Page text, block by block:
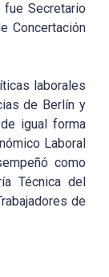
fue Secretario
Concertación
laborales
de Berlín y
igual forma
Laboral
como
Técnica del
de